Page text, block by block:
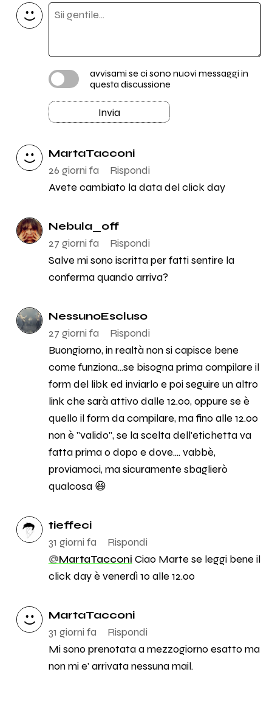
avvisami se ci sono nuovi messaggi in
questa discussione
Invia
MartaTacconi
26 giorni fa
Rispondi
Avete cambiato la data del click day
Nebula_off
27 giorni fa
Rispondi
Salve mi sono iscritta per fatti sentire la
conferma quando arriva?
NessunoEscluso
27 giorni fa
Rispondi
Buongiorno, in realtà non si capisce bene
come funziona...se bisogna prima compilare il
form del libk ed inviarlo e poi seguire un altro
link che sarà attivo dalle 12.00, oppure se è
quello il form da compilare, ma fino alle 12.00
non è "valido", se la scelta dell'etichetta va
fatta prima o dopo e dove.... vabbè,
proviamoci, ma sicuramente sbaglierò
qualcosa 😆
tieffeci
31 giorni fa
Rispondi
@MartaTacconi Ciao Marte se leggi bene il
click day è venerdì 10 alle 12.00
MartaTacconi
31 giorni fa
Rispondi
Mi sono prenotata a mezzogiorno esatto ma
non mi e' arrivata nessuna mail.